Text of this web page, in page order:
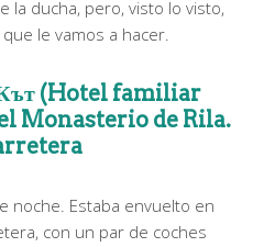
la ducha, pero, visto lo visto,
le vamos a hacer.
ът (Hotel familiar
Monasterio de Rila.
noche. Estaba envuelto en
con un par de coches